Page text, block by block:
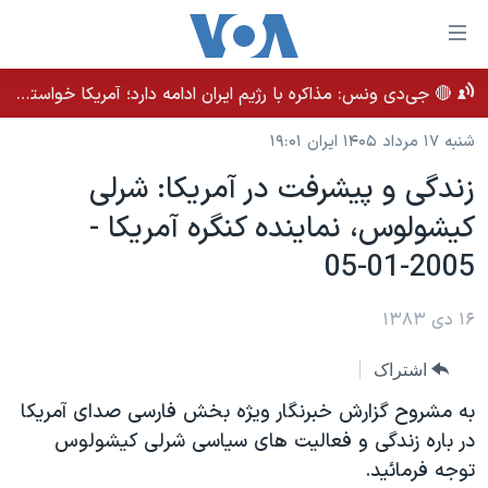
لینکهای
قابل
دسترسی
جهش
محتوای
اصلی
جهش
به
صفحه
جهش
جستجو
خانه
نسخه سبک وب‌سایت
موضوع ها
ایران
آمریکا
جهان
ویژه برنامه‌ها
ویدیوها
برنامه های تلویزیونی
جدول برنامه ها
صفحه‌های ویژه
۲۵۰سالگی آمریکا
بایگانی برنامه‌های تلویزیونی
یادگیری زبان انگلیسی
🔴 جی‌دی ونس: مذاکره با رژیم ایران ادامه دارد؛ آمریکا خواستار بهبود روابط بلندمدت است
شنبه ۱۷ مرداد ۱۴۰۵ ایران ۱۹:۰۱
زندگی و پيشرفت در آمريکا: شرلی
کيشولوس، نماينده کنگره آمريکا -
2005-01-05
۱۶ دی ۱۳۸۳
اشتراک
به مشروح گزارش خبرنگار ويژه بخش فارسی صدای آمريکا
در باره زندگی و فعاليت های سياسی شرلی کيشولوس
توجه فرمائيد.